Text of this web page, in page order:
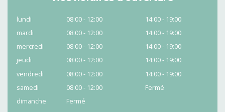
lundi 08:00 - 12:00
14:00 - 19:00
mardi
08:00 - 12:00
14:00 - 19:00
mercredi
08:00 - 12:00
14:00 - 19:00
jeudi
08:00 - 12:00
14:00 - 19:00
vendredi
08:00 - 12:00
14:00 - 19:00
samedi
08:00 - 12:00
Fermé
dimanche
Fermé